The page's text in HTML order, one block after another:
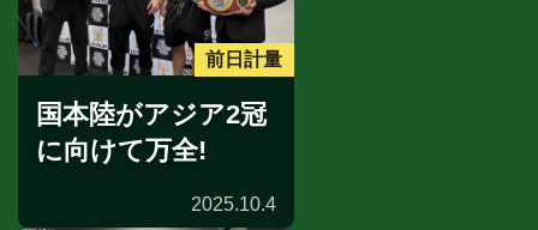
前日計量
国本陸がアジア2冠
に向けて万全!
2025.10.4